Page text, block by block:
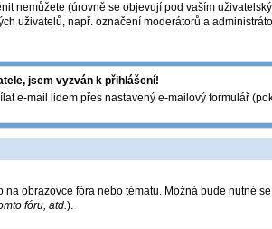
nemůžete (úrovně se objevují pod vaším
uživatelů, např. označení moderátorů a
jsem vyzván k přihlášení!
e-mail lidem přes nastavený e-mailový formulář
obrazovce fóra nebo tématu. Možná bude nutné
fóru, atd.).